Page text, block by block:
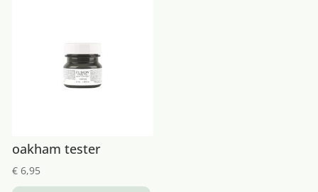
oakham tester
€6,95